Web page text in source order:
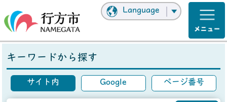
Language
キーワードから探す
サイト内 Google ページ番号